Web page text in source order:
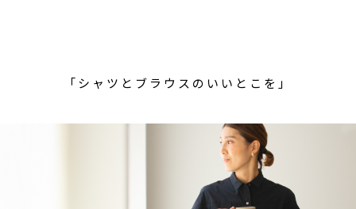
「シャツとブラウスのいいとこを」